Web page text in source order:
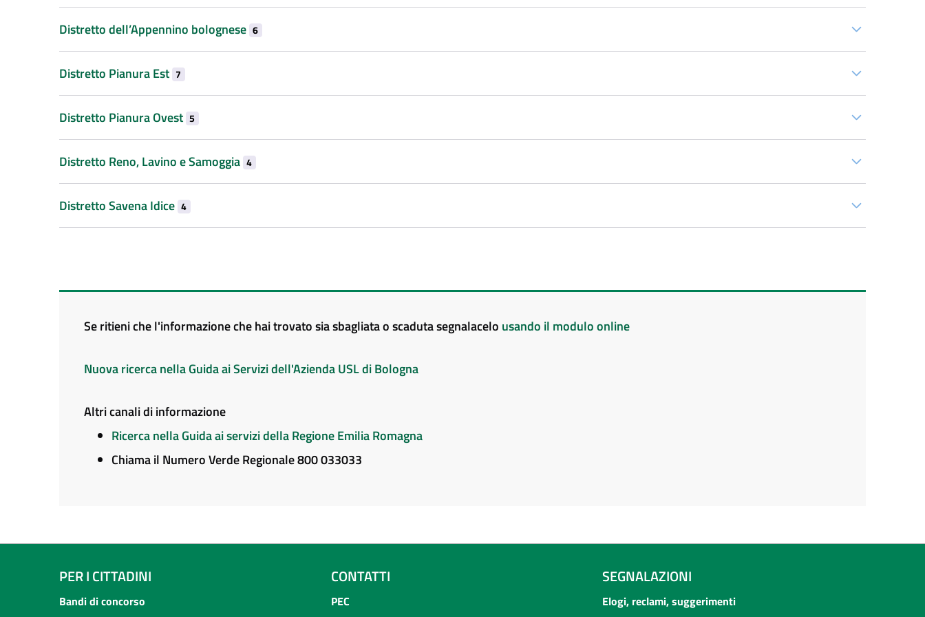
Distretto dell’Appennino bolognese 6
Distretto Pianura Est 7
Distretto Pianura Ovest 5
Distretto Reno, Lavino e Samoggia 4
Distretto Savena Idice 4
Se ritieni che l'informazione che hai trovato sia sbagliata o scaduta segnalacelo usando il modulo online
Nuova ricerca nella Guida ai Servizi dell'Azienda USL di Bologna
Altri canali di informazione
Ricerca nella Guida ai servizi della Regione Emilia Romagna
Chiama il Numero Verde Regionale 800 033033
PER I CITTADINI
Bandi di concorso
CONTATTI
PEC
SEGNALAZIONI
Elogi, reclami, suggerimenti